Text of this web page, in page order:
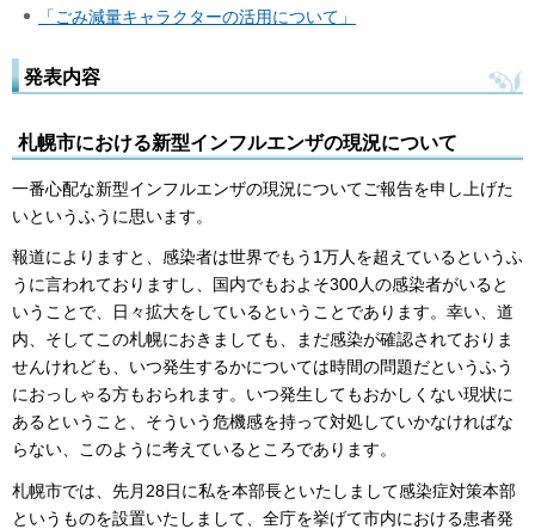
「ごみ減量キャラクターの活用について」
発表内容
札幌市における新型インフルエンザの現況について
一番心配な新型インフルエンザの現況についてご報告を申し上げた
いというふうに思います。
報道によりますと、感染者は世界でもう1万人を超えているというふ
うに言われておりますし、国内でもおよそ300人の感染者がいると
いうことで、日々拡大をしているということであります。幸い、道
内、そしてこの札幌におきましても、まだ感染が確認されておりま
せんけれども、いつ発生するかについては時間の問題だというふう
におっしゃる方もおられます。いつ発生してもおかしくない現状に
あるということ、そういう危機感を持って対処していかなければな
らない、このように考えているところであります。
札幌市では、先月28日に私を本部長といたしまして感染症対策本部
というものを設置いたしまして、全庁を挙げて市内における患者発